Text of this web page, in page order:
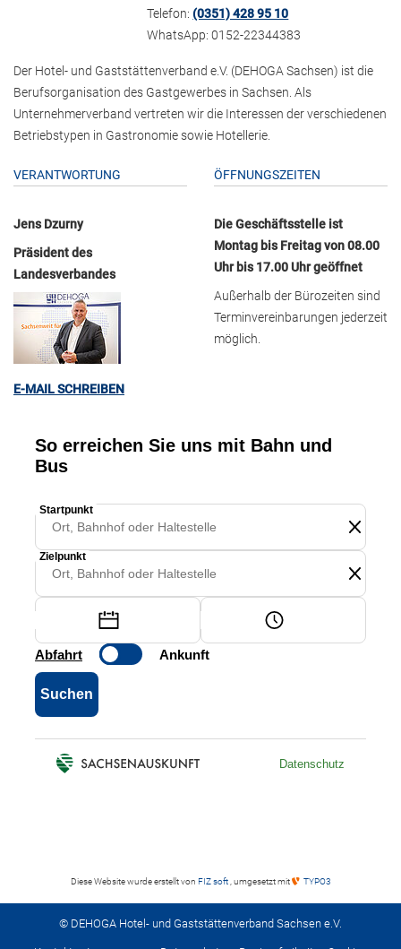
Telefon:(0351) 428 95 10
WhatsApp: 0152-22344383
Der Hotel- und Gaststättenverband e.V. (DEHOGA Sachsen) ist die
Berufsorganisation des Gastgewerbes in Sachsen. Als
Unternehmerverband vertreten wir die Interessen der verschiedenen
Betriebstypen in Gastronomie sowie Hotellerie.
VERANTWORTUNG
Jens Dzurny
Präsident des
Landesverbandes
E-MAIL SCHREIBEN
ÖFFNUNGSZEITEN
Die Geschäftsstelle ist
Montag bis Freitag von 08.00
Uhr bis 17.00 Uhr geöffnet
Außerhalb der Bürozeiten sind
Terminvereinbarungen jederzeit
möglich.
Diese Website wurde erstellt von FIZ soft , umgesetzt mit TYPO3
© DEHOGA Hotel- und Gaststättenverband Sachsen e.V.